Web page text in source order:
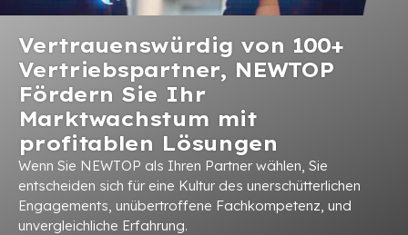
Vertrauenswürdig von 100+
Vertriebspartner, NEWTOP
Fördern Sie Ihr
Marktwachstum mit
profitablen Lösungen
Wenn Sie NEWTOP als Ihren Partner wählen, Sie
entscheiden sich für eine Kultur des unerschütterlichen
Engagements, unübertroffene Fachkompetenz, und
unvergleichliche Erfahrung.